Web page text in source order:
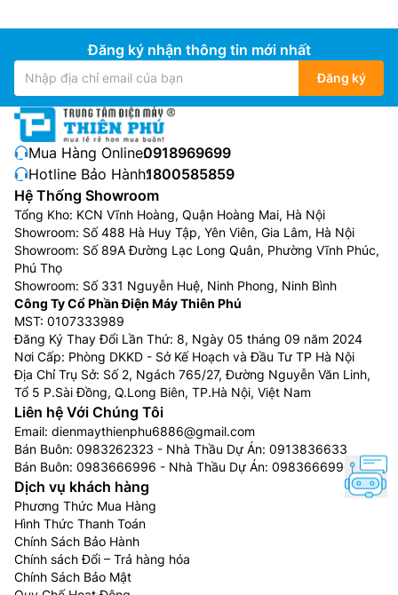
Làm lạnh nhanh với công nghệ Jet Cool
Điều hòa LG 1 chiều 18000btuIEC18M1 được trang bị
công nghệ làm lạnh nhanh Jet Cool cho máy chạy với
tốc độ quạt mạnh nhất và hạ nhiệt độ xuống 5°C
trong vòng 3 phút, tạo hướng gió được thổi xa để bạn
được đắm chìm trong không gian mát lạnh tức thì.
Độ bền cao thách thức thời gian
Điều hòa LG giá rẻIEC18M1 sử dụng dàn đồng nguyên
chất 100%, dàn tản nhiệt được phủ lớp màu vàng –
Gold Fin không chỉ mang lại hiệu suất làm lạnh cao
hơn mà còn hạn chế sự ăn mòn của những tác nhân
môi trường (Nước mưa, axit, muối biển…) từ đó gia
tăng tuổi thọ cho sản phẩm.
Đăng ký nhận thông tin mới nhất
Đăng ký
Mua Hàng Online:0918969699
Hotline Bảo Hành:1800585859
Hệ Thống Showroom
Tổng Kho: KCN Vĩnh Hoàng, Quận Hoàng Mai, Hà Nội
Showroom: Số 488 Hà Huy Tập, Yên Viên, Gia Lâm, Hà Nội
Showroom: Số 89A Đường Lạc Long Quân, Phường Vĩnh Phúc,
Phú Thọ
Showroom: Số 331 Nguyễn Huệ, Ninh Phong, Ninh Bình
Công Ty Cổ Phần Điện Máy Thiên Phú
MST: 0107333989
Đăng Ký Thay Đổi Lần Thứ: 8, Ngày 05 tháng 09 năm 2024
Nơi Cấp: Phòng DKKD - Sở Kế Hoạch và Đầu Tư TP Hà Nội
Địa Chỉ Trụ Sở: Số 2, Ngách 765/27, Đường Nguyễn Văn Linh,
Tổ 5 P.Sài Đồng, Q.Long Biên, TP.Hà Nội, Việt Nam
Liên hệ Với Chúng Tôi
Email: dienmaythienphu6886@gmail.com
Bán Buôn: 0983262323 - Nhà Thầu Dự Án: 0913836633
Bán Buôn: 0983666996 - Nhà Thầu Dự Án: 0983666996
Dịch vụ khách hàng
Phương Thức Mua Hàng
Hình Thức Thanh Toán
Chính Sách Bảo Hành
Chính sách Đổi – Trả hàng hóa
Chính Sách Bảo Mật